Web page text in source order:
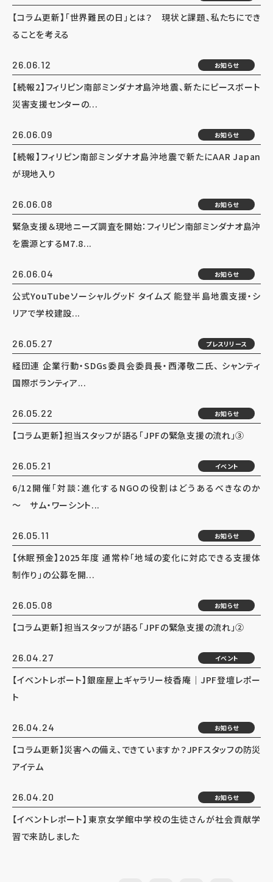
【コラム更新】「世界難民の日」とは？ 現状と課題、私たちにでき
ることを考える
26.06.12 お知らせ
【続報2】フィリピン南部ミンダナオ島沖地震、新たにピースボート
災害支援センターの...
26.06.09 お知らせ
【続報】フィリピン南部ミンダナオ島沖地震で新たにAAR Japan
が現地入り
26.06.08 お知らせ
緊急支援＆現地ニーズ調査を開始：フィリピン南部ミンダナオ島沖
を震源とするM7.8...
26.06.04 お知らせ
公式YouTubeソーシャルグッド タイムズ 能登半島地震支援・シ
リアで学校建設...
26.05.27 プレスリリース
経団連 企業行動・SDGs委員会委員長・西澤敬二氏、 シャンティ
国際ボランティア...
26.05.22 お知らせ
【コラム更新】担当スタッフが語る「JPFの緊急支援の流れ」③
26.05.21 イベント
6/12開催「対談：進化するNGOの役割はどうあるべきなのか
～ サム・ワーシント...
26.05.11 お知らせ
【休眠預金】2025年度 通常枠「地域の変化に対応できる支援体
制作り」の公募を開...
26.05.08 お知らせ
【コラム更新】担当スタッフが語る「JPFの緊急支援の流れ」②
26.04.27 イベント
【イベントレポート】銀座屋上ギャラリー枝香庵｜JPF登壇レポー
ト
26.04.24 お知らせ
【コラム更新】災害への備え、できていますか？JPFスタッフの防災
アイテム
26.04.20 お知らせ
【イベントレポート】東京女学館中学校の生徒さんが社会貢献学
習で来訪しました